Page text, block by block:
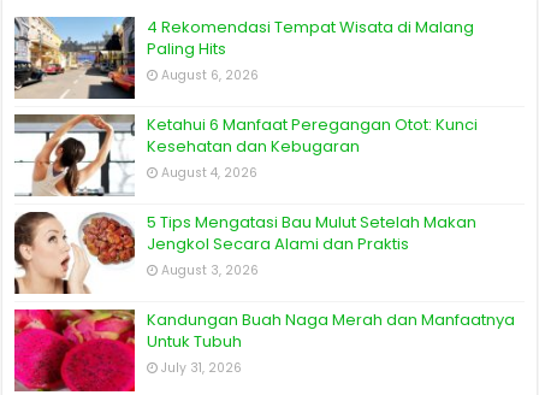
4 Rekomendasi Tempat Wisata di Malang
Paling Hits
August 6, 2026
Ketahui 6 Manfaat Peregangan Otot: Kunci
Kesehatan dan Kebugaran
August 4, 2026
5 Tips Mengatasi Bau Mulut Setelah Makan
Jengkol Secara Alami dan Praktis
August 3, 2026
Kandungan Buah Naga Merah dan Manfaatnya
Untuk Tubuh
July 31, 2026